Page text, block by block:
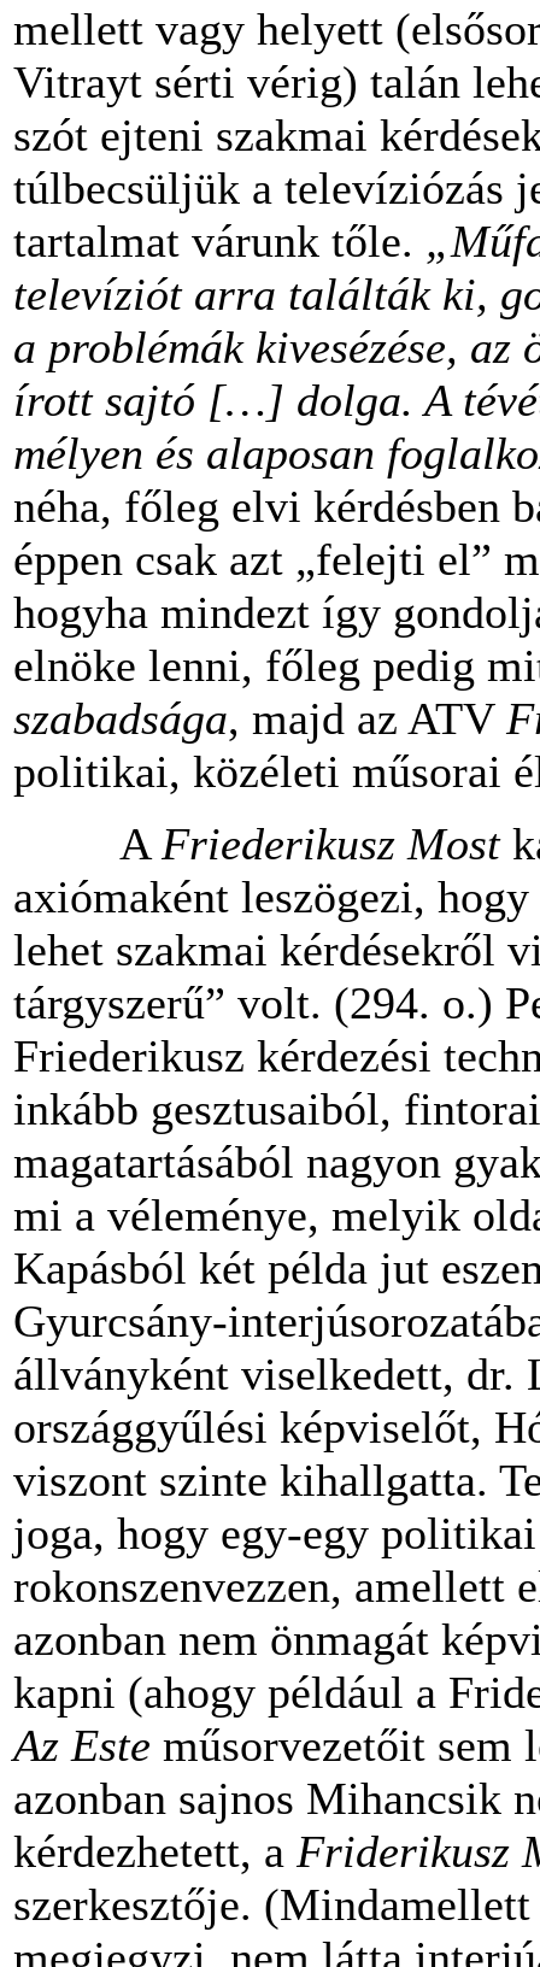
mellett vagy helyett
Vitrayt sérti vérig) talán
szót ejteni szakmai
túlbecsüljük a televíziózás
tartalmat várunk tőle.
televíziót arra találták ki,
a problémák kivesézése, az
írott sajtó […] dolga. A
mélyen és alaposan
néha, főleg elvi kérdésben
éppen csak azt „felejti el”
hogyha mindezt így
elnöke lenni, főleg pedig
szabadsága, majd az ATV
politikai, közéleti műsorai
A Friederikusz Most
axiómaként leszögezi, hogy
lehet szakmai kérdésekről
tárgyszerű” volt. (294. o.)
Friederikusz kérdezési
inkább gesztusaiból,
magatartásából nagyon
mi a véleménye, melyik
Kapásból két példa jut
Gyurcsány-
állványként viselkedett, dr.
országgyűlési képviselőt,
viszont szinte kihallgatta.
joga, hogy egy-egy
rokonszenvezzen, amellett
azonban nem önmagát
kapni (ahogy például a
Az Este műsorvezetőit sem
azonban sajnos Mihancsik
kérdezhetett, a Friderikusz
szerkesztője.